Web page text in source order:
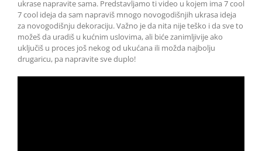
ukrase napravite sama. Predstavljamo ti video u kojem ima 7 cool
7 cool ideja da sam napraviš mnogo novogodišnjih ukrasa ideja
za novogodišnju dekoraciju. Važno je da nita nije teško i da sve to
možeš da uradiš u kućnim uslovima, ali biće zanimljivije ako
uključiš u proces još nekog od ukućana ili možda najbolju
drugaricu, pa napravite sve duplo!